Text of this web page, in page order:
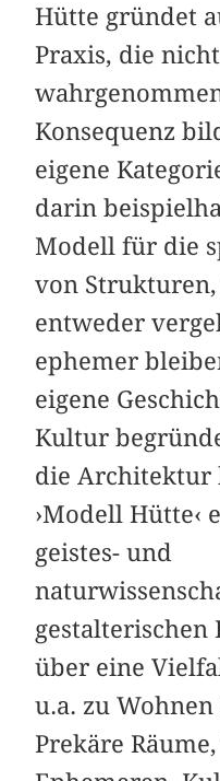
Hütte gründet
Praxis, die
Konsequenz
eigene
darin
Modell für die
von
entweder
ephemer
eigene
Kultur
die Architektur
›Modell Hütte‹
geistes- und
gestalterischen
über eine
u.a. zu Wohnen
Prekäre